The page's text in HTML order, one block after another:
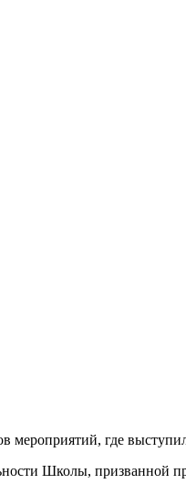
мероприятий, где
Школы, призванной